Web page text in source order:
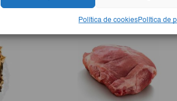
Política de cookiesPolítica de